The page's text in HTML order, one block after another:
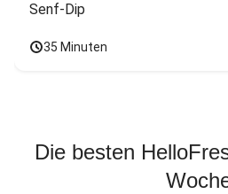
Senf-Dip
35 Minuten
Die besten